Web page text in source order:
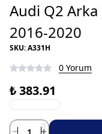
Audi Q2
2016-2020
SKU:A331H
0 Yorum
₺ 383.91